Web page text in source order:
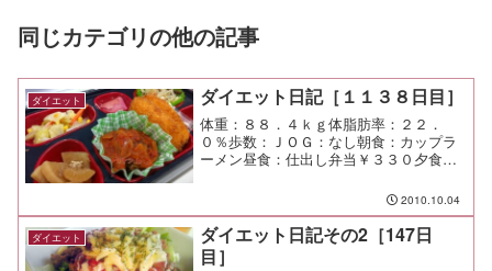
同じカテゴリの他の記事
ダイエット ダイエット日記［１１３８日目］
体重：８８．４ｋｇ体脂肪率：２２．
０％歩数：ＪＯＧ：なし朝食：カップラ
ーメン昼食：仕出し弁当￥３３０夕食：
面白かった！！間食：メモ：ジャーが空
っぽで慌てふためき、朝から子供達にカ
ップラーメンを食べさせて...
2010.10.04
ダイエット
ダイエット日記その2［147日
目］